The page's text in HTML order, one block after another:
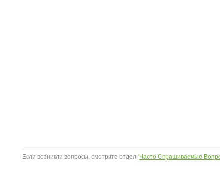
Если возникли вопросы, смотрите отдел "Часто Спрашиваемые